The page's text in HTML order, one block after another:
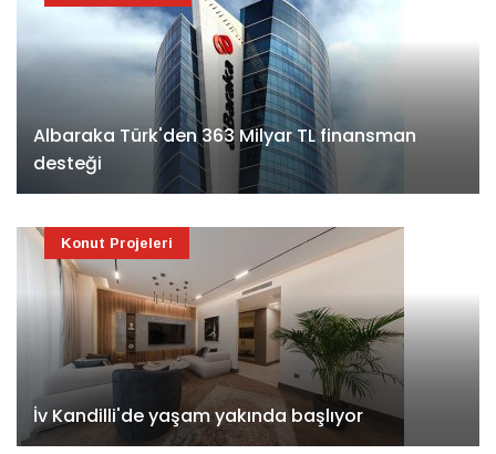
Albaraka Türk'den 363 Milyar TL finansman
desteği
İv Kandilli'de yaşam yakında başlıyor
Konut Projeleri